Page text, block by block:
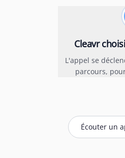
Cleavr
L'appel se
parcours,
Écouter un